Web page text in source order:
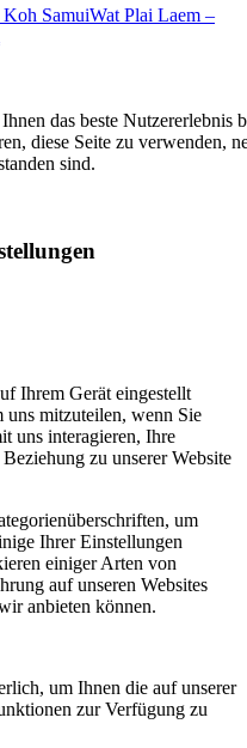
Wat Plai Laem –
das beste Nutzererlebnis
diese Seite zu verwenden,
sind.
Ihrem Gerät eingestellt
mitzuteilen, wenn Sie
uns interagieren, Ihre
zu unserer Website
um
Ihrer Einstellungen
einiger Arten von
auf unseren Websites
anbieten können.
um Ihnen die auf unserer
zur Verfügung zu